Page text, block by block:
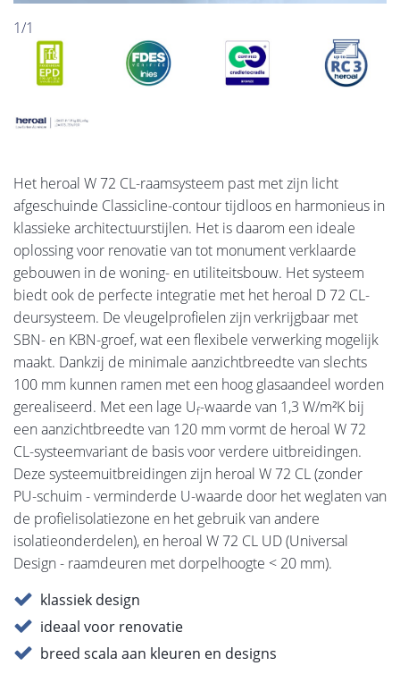
1/1
Het heroal W 72 CL-raamsysteem past met zijn licht
afgeschuinde Classicline-contour tijdloos en harmonieus in
klassieke architectuurstijlen. Het is daarom een ideale
oplossing voor renovatie van tot monument verklaarde
gebouwen in de woning- en utiliteitsbouw. Het systeem
biedt ook de perfecte integratie met het heroal D 72 CL-
deursysteem. De vleugelprofielen zijn verkrijgbaar met
SBN- en KBN-groef, wat een flexibele verwerking mogelijk
maakt. Dankzij de minimale aanzichtbreedte van slechts
100 mm kunnen ramen met een hoog glasaandeel worden
gerealiseerd. Met een lage Uf-waarde van 1,3 W/m²K bij
een aanzichtbreedte van 120 mm vormt de heroal W 72
CL-systeemvariant de basis voor verdere uitbreidingen.
Deze systeemuitbreidingen zijn heroal W 72 CL (zonder
PU-schuim - verminderde U-waarde door het weglaten van
de profielisolatiezone en het gebruik van andere
isolatieonderdelen), en heroal W 72 CL UD (Universal
Design - raamdeuren met dorpelhoogte < 20 mm).
klassiek design
ideaal voor renovatie
breed scala aan kleuren en designs